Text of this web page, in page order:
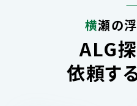
横瀬の
ALG
依頼す